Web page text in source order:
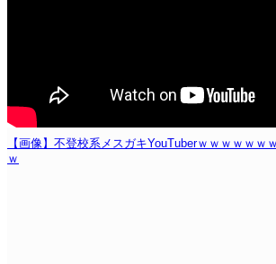
【画像】不登校系メスガキYouTuberｗｗｗｗｗｗ
ｗ